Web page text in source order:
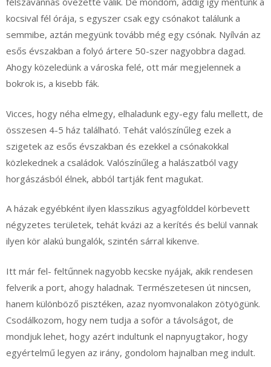
kocsival fél órája, s egyszer csak egy csónakot találunk a
semmibe, aztán megyünk tovább még egy csónak. Nyílván az
esős évszakban a folyó ártere 50-szer nagyobbra dagad.
Ahogy közeledünk a városka felé, ott már megjelennek a
bokrok is, a kisebb fák.
Vicces, hogy néha elmegy, elhaladunk egy-egy falu mellett, de
összesen 4-5 ház található. Tehát valószínűleg ezek a
szigetek az esős évszakban és ezekkel a csónakokkal
közlekednek a családok. Valószínűleg a halászatból vagy
horgászásból élnek, abból tartják fent magukat.
A házak egyébként ilyen klasszikus agyagfölddel körbevett
négyzetes területek, tehát kvázi az a kerítés és belül vannak
ilyen kör alakú bungalók, szintén sárral kikenve.
Itt már fel- feltűnnek nagyobb kecske nyájak, akik rendesen
felverik a port, ahogy haladnak. Természetesen út nincsen,
hanem különböző pisztéken, azaz nyomvonalakon zötyögünk.
Csodálkozom, hogy nem tudja a soför a távolságot, de
mondjuk lehet, hogy azért indultunk el napnyugtakor, hogy
egyértelmű legyen az irány, gondolom hajnalban meg indult.